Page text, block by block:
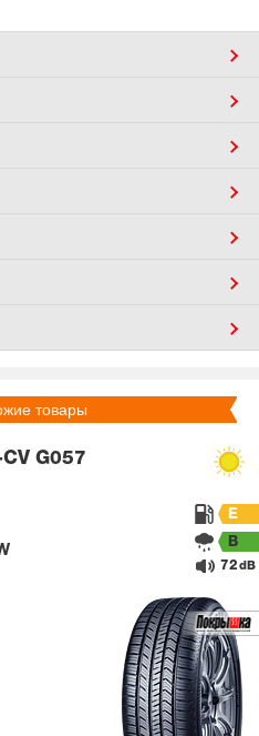
товары
G057
E
B
72 dB